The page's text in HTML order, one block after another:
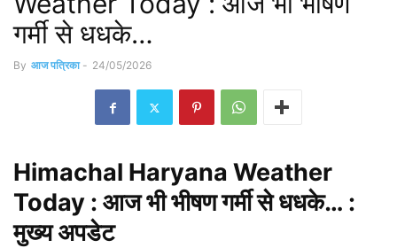
गर्मी से धधके…
By आज पत्रिका - 24/05/2026
Himachal Haryana Weather
Today : आज भी भीषण गर्मी से धधके… :
मुख्यअपडेट